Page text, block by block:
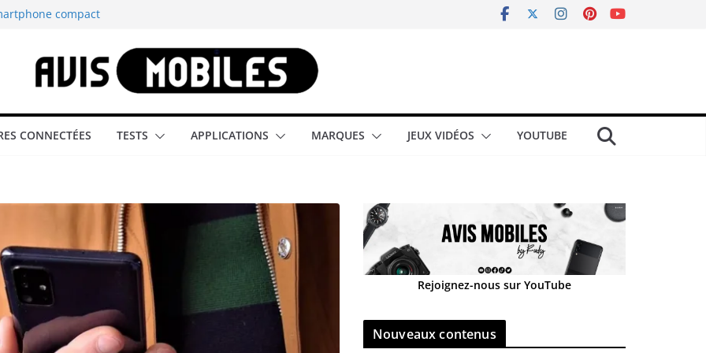
compact
tous les
smartphone
CONNECTÉES TESTS APPLICATIONS MARQUES JEUX VIDÉOS YOUTUBE
Rejoignez-nous sur YouTube
Nouveaux contenus